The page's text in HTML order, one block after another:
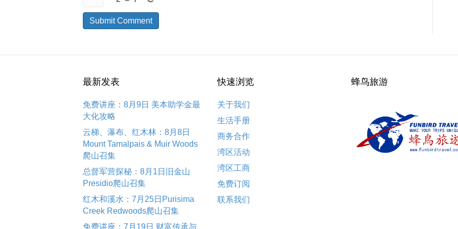
最新发表
免费讲座：8月9日 美本助学金最
大化攻略
云梯、瀑布、红木林：8月8日
Mount Tamalpais & Muir Woods
爬山召集
总督军营探秘：8月1日旧金山
Presidio爬山召集
红木和溪水：7月25日Purisima
Creek Redwoods爬山召集
免费讲座：7月19日 财富传承与
快速浏览
关于我们
生活手册
商务合作
湾区活动
湾区工商
免费订阅
联系我们
蜂鸟旅游